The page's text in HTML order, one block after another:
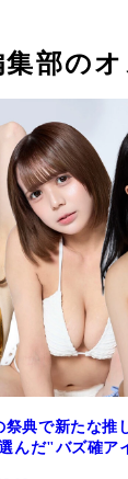
集部の
祭典で新たな推
んだ"バズ確ア